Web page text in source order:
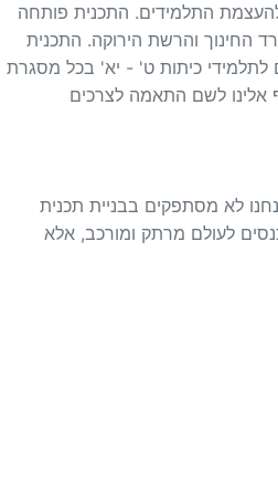
התלמידים. התכנית פותחה
והרשת הירוקה. התכנית
כיתות ט' - יא' בכל מסגרת
להצטרף אלינו לשם התאמה לצרכים
לא מסתפקים בבניית תכנית
לעולם מרתק ומורכב, אלא